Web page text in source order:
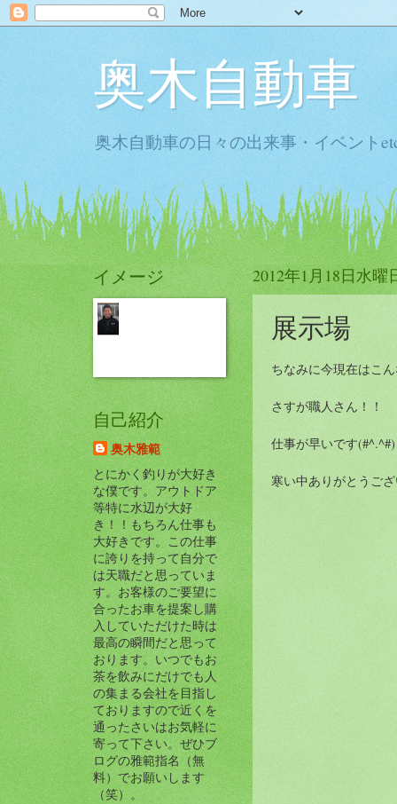
奥木自動車
奥木自動車の日々の出来事・イベント
2012年1月18日水曜
展示場
ちなみに今現在はこ
さすが職人さん！！
仕事が早いです(#^.^#)
寒い中ありがとうご
イメージ
自己紹介
奥木雅範
とにかく釣りが大好き
な僕です。アウトドア
等特に水辺が大好
き！！もちろん仕事も
大好きです。この仕事
に誇りを持って自分で
は天職だと思っていま
す。お客様のご要望に
合ったお車を提案し購
入していただけた時は
最高の瞬間だと思って
おります。いつでもお
茶を飲みにだけでも人
の集まる会社を目指し
ておりますので近くを
通ったさいはお気軽に
寄って下さい。ぜひブ
ログの雅範指名（無
料）でお願いします
（笑）。